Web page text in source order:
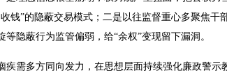
钱”的隐蔽交易模式；二是以往监督重心多聚焦干
等隐蔽行为监管偏弱，给“余权”变现留下漏洞。
需多方同向发力，在思想层面持续强化廉政警示